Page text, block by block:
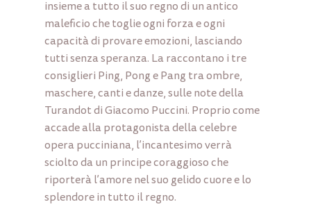
insieme a tutto il suo regno di un antico
maleficio che toglie ogni forza e ogni
capacità di provare emozioni, lasciando
tutti senza speranza. La raccontano i tre
consiglieri Ping, Pong e Pang tra ombre,
maschere, canti e danze, sulle note della
Turandot di Giacomo Puccini. Proprio come
accade alla protagonista della celebre
opera pucciniana, l’incantesimo verrà
sciolto da un principe coraggioso che
riporterà l’amore nel suo gelido cuore e lo
splendore in tutto il regno.